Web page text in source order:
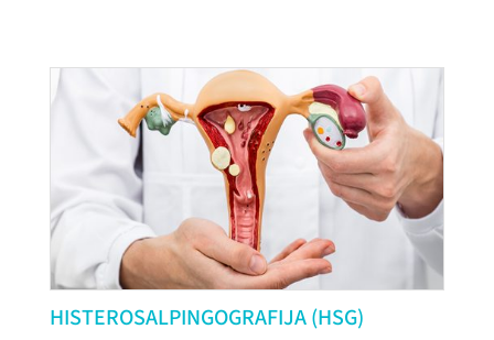
HISTEROSALPINGOGRAFIJA (HSG)